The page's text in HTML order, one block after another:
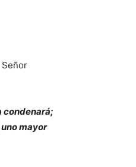
condenará;
mayor